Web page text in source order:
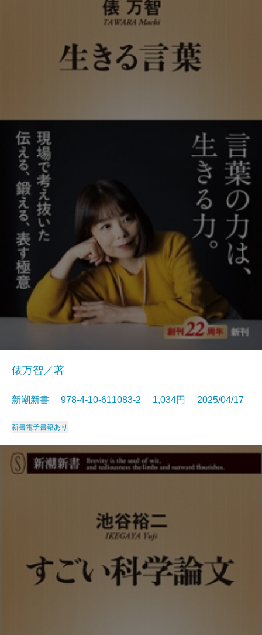
俵万智／著
新潮新書 978-4-10-611083-2 1,034円 2025/04/17
新書電子書籍あり